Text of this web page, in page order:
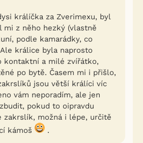
králíčka za Zverimexu, byl
mi z něho hezký (vlastně
podle kamarádky, co
králice byla naprosto
kontaktní a milé zvířátko,
po bytě. Časem mi i přišlo,
jsou větší králíci víc
vám neporadím, ale jen
pokud to oipravdu
zakrslík, možná i lépe, určitě
kámoš
.